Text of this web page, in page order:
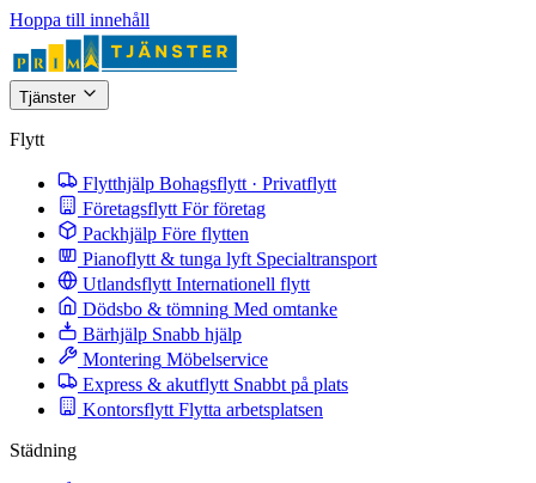
Hoppa till innehåll
Tjänster
Flytt
Flytthjälp Bohagsflytt · Privatflytt
Företagsflytt För företag
Packhjälp Före flytten
Pianoflytt & tunga lyft Specialtransport
Utlandsflytt Internationell flytt
Dödsbo & tömning Med omtanke
Bärhjälp Snabb hjälp
Montering Möbelservice
Express & akutflytt Snabbt på plats
Kontorsflytt Flytta arbetsplatsen
Städning